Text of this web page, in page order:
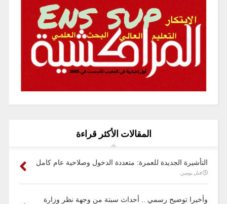
المقالات الأكثر قراءة
التأشيرة الجديدة للعمرة: متعددة الدخول وصلاحية عام كامل
قبل يومين
وأخيرا توضيح رسمي .. أحداث سبتة من وجهة نظر وزارة